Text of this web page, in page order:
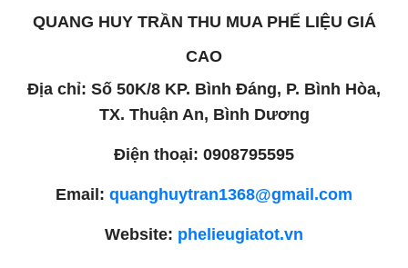
QUANG HUY TRẦN THU MUA PHẾ LIỆU GIÁ
CAO
Địa chỉ: Số 50K/8 KP. Bình Đáng, P. Bình Hòa,
TX. Thuận An, Bình Dương
Điện thoại: 0908795595
Email: quanghuytran1368@gmail.com
Website: phelieugiatot.vn